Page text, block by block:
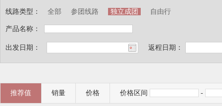
线路类型：
产品名称：
全部 参团线路 独立成团 自由行
出发日期： 返程日期：
推荐值 销量 价格 价格区间 -